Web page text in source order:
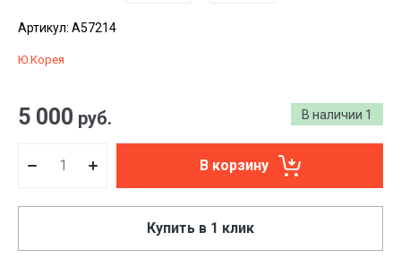
Артикул: A57214
Ю.Корея
В наличии 1
5 000 руб.
В корзину
Купить в 1 клик